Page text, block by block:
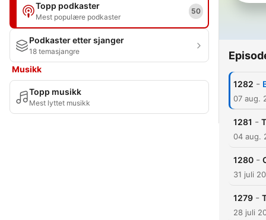
Topp podkaster
Mest populære podkaster
50
Podkaster etter sjanger
18 temasjangre
Musikk
Topp musikk
Mest lyttet musikk
1282 -
07 aug.
1281 -
04 aug.
1280 -
31 juli
1279 -
28 juli